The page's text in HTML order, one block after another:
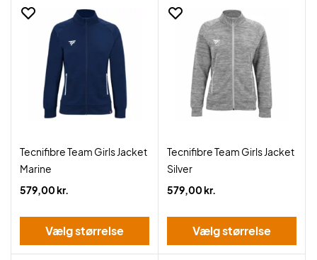
Tecnifibre Team Girls Jacket
Marine
579,00 kr.
Vælg størrelse
Tecnifibre Team Girls Jacket
Silver
579,00 kr.
Vælg størrelse